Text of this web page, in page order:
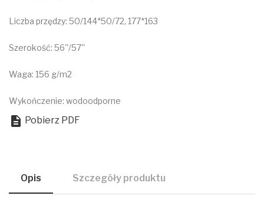
Liczba przędzy: 50/144*50/72, 177*163
Szerokość: 56''/57''
Waga: 156 g/m2
Wykończenie: wodoodporne
 Pobierz PDF
Opis Szczegóły produktu